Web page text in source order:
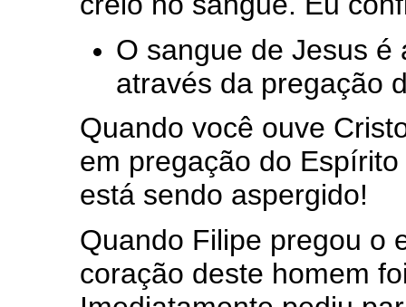
O sangue de Jesus é
através da pregação
Quando você ouve
em pregação do
está sendo aspergido!
Quando Filipe pregou o
coração deste homem